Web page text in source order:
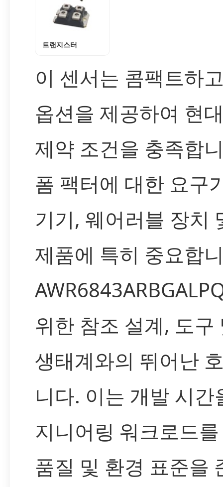
트랜지스터
이 센서는 콤팩트하
옵션을 제공하여 현
제약 조건을 충족합
폼 팩터에 대한 요구
기기, 웨어러블 장치
제품에 특히 중요합
위한 참조 설계, 도
생태계와의 뛰어난
니다. 이는 개발 시
지니어링 워크로드
품질 및 환경 표준을